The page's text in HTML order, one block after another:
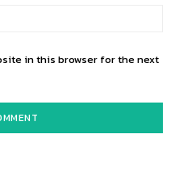
in this browser for the next